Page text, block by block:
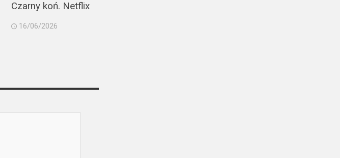
Czarny koń. Netflix
16/06/2026